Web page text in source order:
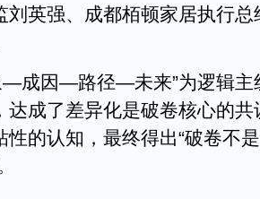
刘英强、成都栢顿家居执行
—成因—路径—未来”为逻辑主
达成了差异化是破卷核心的
性的认知，最终得出“破卷不